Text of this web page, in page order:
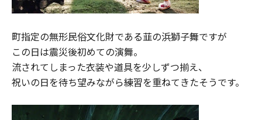
町指定の無形民俗文化財である韮の浜獅子舞ですが
この日は震災後初めての演舞。
流されてしまった衣装や道具を少しずつ揃え、
祝いの日を待ち望みながら練習を重ねてきたそうです。